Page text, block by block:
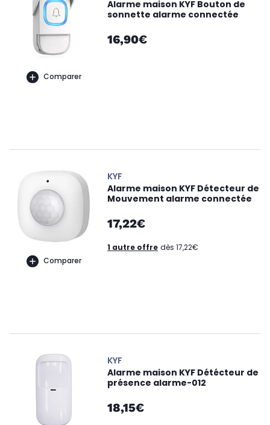
Comparer
Alarme maison KYF Bouton de
sonnette alarme connectée
16,90€
Comparer
KYF
Alarme maison KYF Détecteur de
Mouvement alarme connectée
17,22€
1 autre offre dès 17,22€
KYF
Alarme maison KYF Détécteur de
présence alarme-012
18,15€